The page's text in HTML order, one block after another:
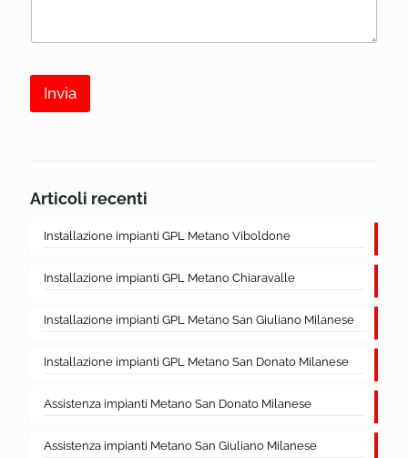
o
m
g
o
Invia
Articoli recenti
Installazione impianti GPL Metano Viboldone
Installazione impianti GPL Metano Chiaravalle
Installazione impianti GPL Metano San Giuliano Milanese
Installazione impianti GPL Metano San Donato Milanese
Assistenza impianti Metano San Donato Milanese
Assistenza impianti Metano San Giuliano Milanese